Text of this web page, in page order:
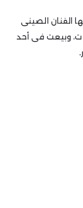
عام 1350، رسمها الفنان الصينى
وبيعت فى أحد
.